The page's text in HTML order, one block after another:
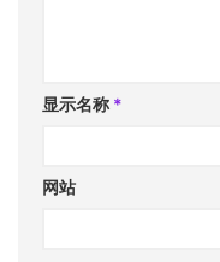
显示名称 *
网站